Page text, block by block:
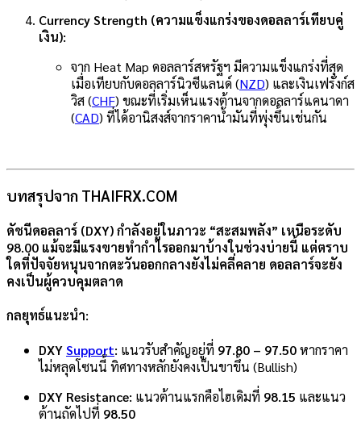
Currency Strength (ความแข็งแกร่งของดอลลาร์เทียบคู่
เงิน):
จาก Heat Map ดอลลาร์สหรัฐฯ มีความแข็งแกร่งที่สุด
เมื่อเทียบกับดอลลาร์นิวซีแลนด์ (NZD) และเงินเฟรังก์ส
วิส (CHF) ขณะที่เริ่มเห็นแรงต้านจากดอลลาร์แคนาดา
(CAD) ที่ได้อานิสงส์จากราคาน้ำมันที่พุ่งขึ้นเช่นกัน
บทสรุปจาก THAIFRX.COM
ดัชนีดอลลาร์ (DXY) กำลังอยู่ในภาวะ “สะสมพลัง” เหนือระดับ
98.00 แม้จะมีแรงขายทำกำไรออกมาบ้างในช่วงบ่ายนี้ แต่ตราบ
ใดที่ปัจจัยหนุนจากตะวันออกกลางยังไม่คลี่คลาย ดอลลาร์จะยัง
คงเป็นผู้ควบคุมตลาด
กลยุทธ์แนะนำ:
DXYSupport: แนวรับสำคัญอยู่ที่ 97.80 – 97.50หากราคา
ไม่หลุดโซนนี้ ทิศทางหลักยังคงเป็นขาขึ้น (Bullish)
DXY Resistance: แนวต้านแรกคือไฮเดิมที่ 98.15 และแนว
ต้านถัดไปที่ 98.50